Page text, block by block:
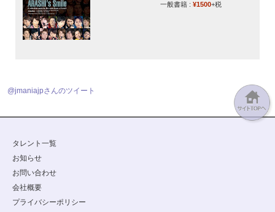
一般書籍 : ¥1500+税
@jmaniajpさんのツイート
タレント一覧
お知らせ
お問い合わせ
会社概要
プライバシーポリシー